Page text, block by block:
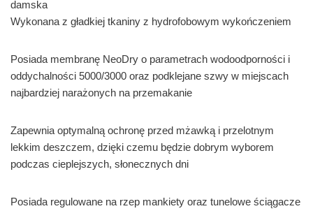
damska
Wykonana z gładkiej tkaniny z hydrofobowym wykończeniem
Posiada membranę NeoDry o parametrach wodoodporności i
oddychalności 5000/3000 oraz podklejane szwy w miejscach
najbardziej narażonych na przemakanie
Zapewnia optymalną ochronę przed mżawką i przelotnym
lekkim deszczem, dzięki czemu będzie dobrym wyborem
podczas cieplejszych, słonecznych dni
Posiada regulowane na rzep mankiety oraz tunelowe ściągacze